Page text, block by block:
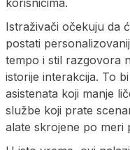
Istraživači očekuju da
postati
tempo i stil razgovora
istorije interakcija. To
asistenata koji manje
službe koji prate
alate skrojene po meri